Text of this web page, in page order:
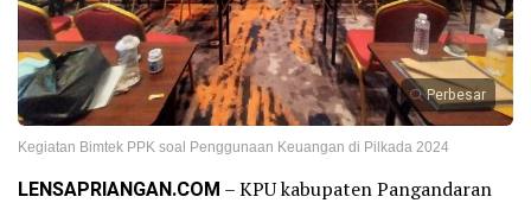
Perbesar
Kegiatan Bimtek PPK soal Penggunaan Keuangan di Pilkada 2024
LENSAPRIANGAN.COM – KPU kabupaten Pangandaran